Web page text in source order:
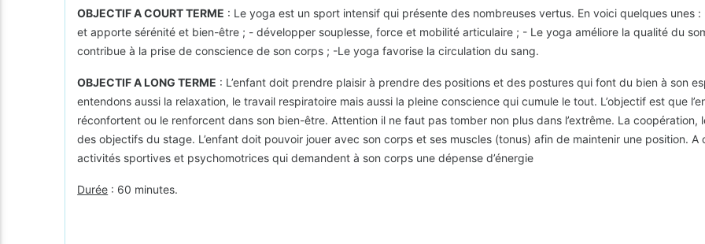
OBJECTIF A COURT TERME : Le yoga est un sport intensif qui présente des nombreuses vertus. En voici quelques
et apporte sérénité et bien-être ; - développer souplesse, force et mobilité articulaire ; - Le yoga améliore la qualité du
contribue à la prise de conscience de son corps ; -Le yoga favorise la circulation du sang.
OBJECTIF A LONG TERME : L’enfant doit prendre plaisir à prendre des positions et des postures qui font du bien à son
entendons aussi la relaxation, le travail respiratoire mais aussi la pleine conscience qui cumule le tout. L’objectif est que
réconfortent ou le renforcent dans son bien-être. Attention il ne faut pas tomber non plus dans l’extrême. La
des objectifs du stage. L’enfant doit pouvoir jouer avec son corps et ses muscles (tonus) afin de maintenir une position.
activités sportives et psychomotrices qui demandent à son corps une dépense d’énergie
Durée : 60 minutes.